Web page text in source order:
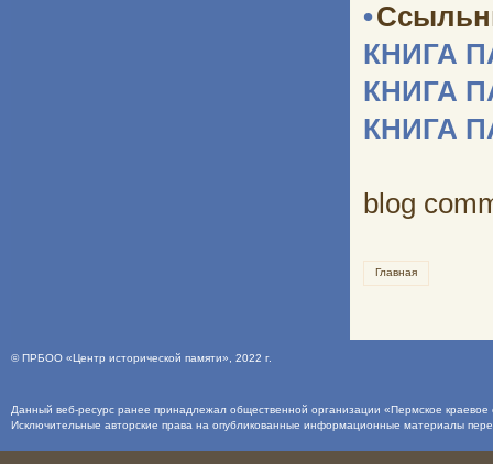
•
КНИГА
КНИГА
КНИГА
blog
Главная
©ПРБОО «Центр исторической памяти» , 2022 г.
Данный веб-ресурс ранее принадлежал общественной организации «Пермское
Исключительные авторские права на опубликованные информационные материалы